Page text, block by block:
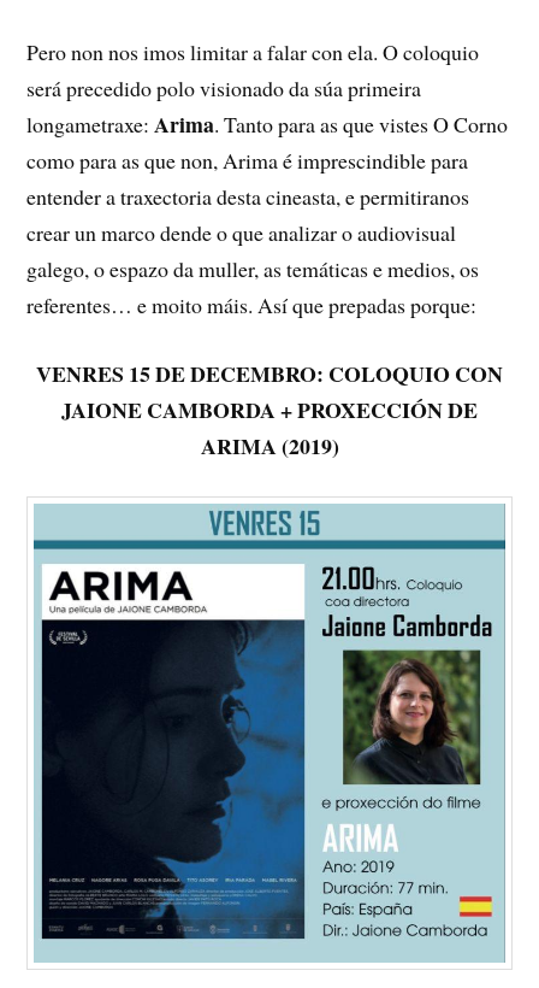
Pero non nos imos limitar a falar con ela. O coloquio
será precedido polo visionado da súa primeira
longametraxe:Arima. Tanto para as que vistes O Corno
como para as que non, Arima é imprescindible para
entender a traxectoria desta cineasta, e permitiranos
crear un marco dende o que analizar o audiovisual
galego, o espazo da muller, as temáticas e medios, os
referentes… e moito máis. Así que prepadas porque:
VENRES 15 DE DECEMBRO: COLOQUIO CON
JAIONE CAMBORDA + PROXECCIÓN DE
ARIMA (2019)